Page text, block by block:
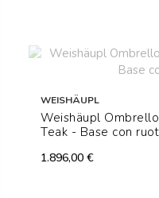
WEISHÄUPL
Weishäupl
Teak - Base con
1.896,00 €